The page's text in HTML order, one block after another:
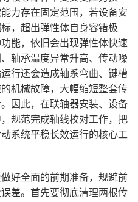
力存在固定范围，若设备安
，超出弹性体自身容错极
能，依旧会出现弹性体快速
轴承温度异常升高、传动噪
行还会造成轴系弯曲、键槽
机械故障，大幅缩短整套传
因此，在联轴器安装、设备
规范完成轴线校对工作，把
系统平稳长效运行的核心工
好全面的前期准备，规避前
差。首先要彻底清理两根传